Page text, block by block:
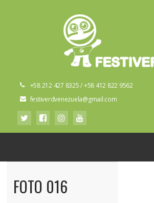
+58 212 427 8325 / +58 412 822 9562
festiverdvenezuela@gmail.com
FOTO 016